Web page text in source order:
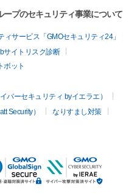
ープのセキュリティ事業について
サービス「GMOセキュリティ24」
サイトリスク診断
ボット
バーセキュリティ byイエラエ）
Security）
なりすまし対策